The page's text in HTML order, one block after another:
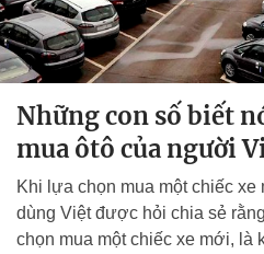
Những con số biết
mua ôtô của người
Khi lựa chọn mua một chiếc
dùng Việt được hỏi chia sẻ
chọn mua một chiếc xe mới, là